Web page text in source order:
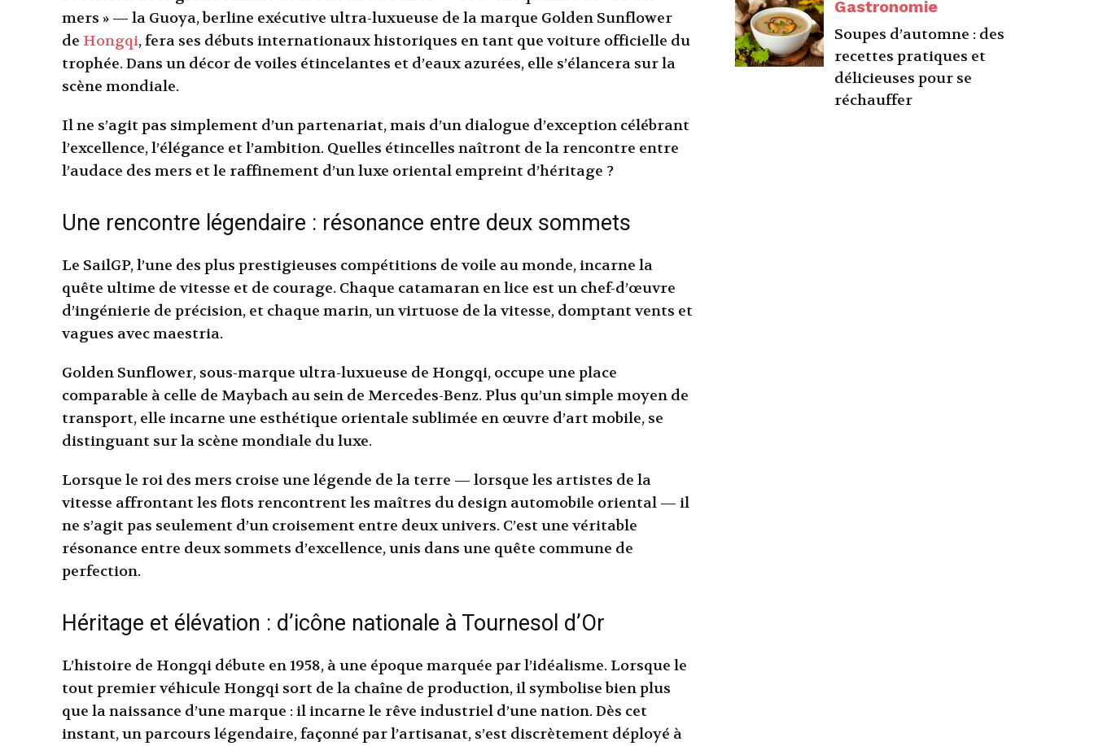
mers » — la Guoya, berline exécutive ultra-luxueuse de la marque Golden Sunflower
de Hongqi, fera ses débuts internationaux historiques en tant que voiture officielle du
trophée. Dans un décor de voiles étincelantes et d’eaux azurées, elle s’élancera sur la
scène mondiale.
Il ne s’agit pas simplement d’un partenariat, mais d’un dialogue d’exception célébrant
l’excellence, l’élégance et l’ambition. Quelles étincelles naîtront de la rencontre entre
l’audace des mers et le raffinement d’un luxe oriental empreint d’héritage ?
Une rencontre légendaire : résonance entre deux sommets
Le SailGP, l’une des plus prestigieuses compétitions de voile au monde, incarne la
quête ultime de vitesse et de courage. Chaque catamaran en lice est un chef-d’œuvre
d’ingénierie de précision, et chaque marin, un virtuose de la vitesse, domptant vents et
vagues avec maestria.
Golden Sunflower, sous-marque ultra-luxueuse de Hongqi, occupe une place
comparable à celle de Maybach au sein de Mercedes-Benz. Plus qu’un simple moyen de
transport, elle incarne une esthétique orientale sublimée en œuvre d’art mobile, se
distinguant sur la scène mondiale du luxe.
Lorsque le roi des mers croise une légende de la terre — lorsque les artistes de la
vitesse affrontant les flots rencontrent les maîtres du design automobile oriental — il
ne s’agit pas seulement d’un croisement entre deux univers. C’est une véritable
résonance entre deux sommets d’excellence, unis dans une quête commune de
perfection.
Héritage et élévation : d’icône nationale à Tournesol d’Or
L’histoire de Hongqi débute en 1958, à une époque marquée par l’idéalisme. Lorsque le
tout premier véhicule Hongqi sort de la chaîne de production, il symbolise bien plus
que la naissance d’une marque : il incarne le rêve industriel d’une nation. Dès cet
instant, un parcours légendaire, façonné par l’artisanat, s’est discrètement déployé à
Gastronomie
Soupes d’automne : des
recettes pratiques et
délicieuses pour se
réchauffer